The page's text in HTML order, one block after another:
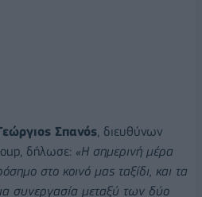
Σπανός, διευθύνων
δήλωσε: «Η σημερινή μέρα
στο κοινό μας ταξίδι, και τα
συνεργασία μεταξύ των δύο